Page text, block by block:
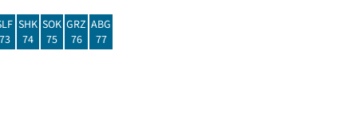
73
SHK
74
SOK
75
GRZ
76
ABG
77